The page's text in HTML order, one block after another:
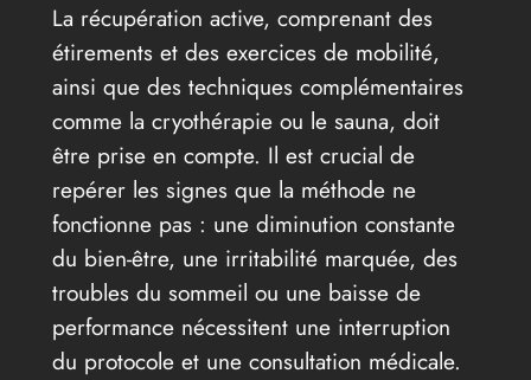
La récupération active, comprenant des
étirements et des exercices de mobilité,
ainsi que des techniques complémentaires
comme la cryothérapie ou le sauna, doit
être prise en compte. Il est crucial de
repérer les signes que la méthode ne
fonctionne pas : une diminution constante
du bien-être, une irritabilité marquée, des
troubles du sommeil ou une baisse de
performance nécessitent une interruption
du protocole et une consultation médicale.